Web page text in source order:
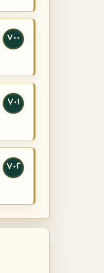
٧٠٠
٧٠١
٧٠٢